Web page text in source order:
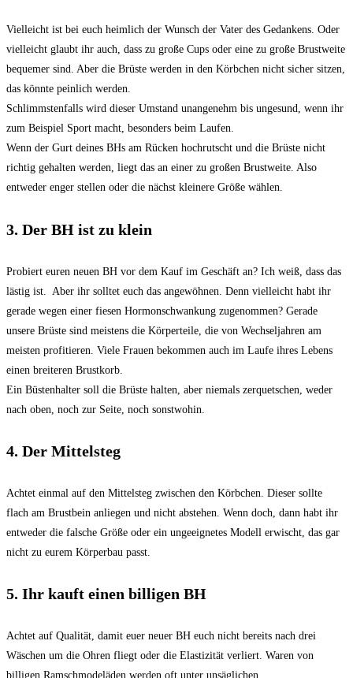
Vielleicht ist bei euch heimlich der Wunsch der Vater des Gedankens. Oder
vielleicht glaubt ihr auch, dass zu große Cups oder eine zu große Brustweite
bequemer sind. Aber die Brüste werden in den Körbchen nicht sicher sitzen,
das könnte peinlich werden.
Schlimmstenfalls wird dieser Umstand unangenehm bis ungesund, wenn ihr
zum Beispiel Sport macht, besonders beim Laufen.
Wenn der Gurt deines BHs am Rücken hochrutscht und die Brüste nicht
richtig gehalten werden, liegt das an einer zu großen Brustweite. Also
entweder enger stellen oder die nächst kleinere Größe wählen.
3. Der BH ist zu klein
Probiert euren neuen BH vor dem Kauf im Geschäft an? Ich weiß, dass das
lästig ist. Aber ihr solltet euch das angewöhnen. Denn vielleicht habt ihr
gerade wegen einer fiesen Hormonschwankung zugenommen? Gerade
unsere Brüste sind meistens die Körperteile, die von Wechseljahren am
meisten profitieren. Viele Frauen bekommen auch im Laufe ihres Lebens
einen breiteren Brustkorb.
Ein Büstenhalter soll die Brüste halten, aber niemals zerquetschen, weder
nach oben, noch zur Seite, noch sonstwohin.
4. Der Mittelsteg
Achtet einmal auf den Mittelsteg zwischen den Körbchen. Dieser sollte
flach am Brustbein anliegen und nicht abstehen. Wenn doch, dann habt ihr
entweder die falsche Größe oder ein ungeeignetes Modell erwischt, das gar
nicht zu eurem Körperbau passt.
5. Ihr kauft einen billigen BH
Achtet auf Qualität, damit euer neuer BH euch nicht bereits nach drei
Wäschen um die Ohren fliegt oder die Elastizität verliert. Waren von
billigen Ramschmodeläden werden oft unter unsäglichen